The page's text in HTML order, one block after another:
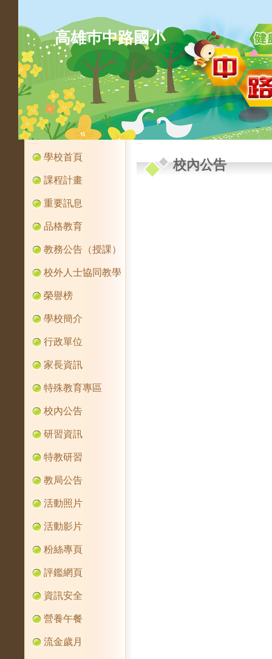
高雄巿中路國小
:::
學校首頁
課程計畫
重要訊息
品格教育
教務公告（授課）
校外人士協同教學
榮譽榜
學校簡介
行政單位
家長資訊
特殊教育專區
校內公告
研習資訊
特教研習
教局公告
活動照片
活動影片
粉絲專頁
評鑑網頁
資訊安全
營養午餐
流金歲月
:::
校內公告